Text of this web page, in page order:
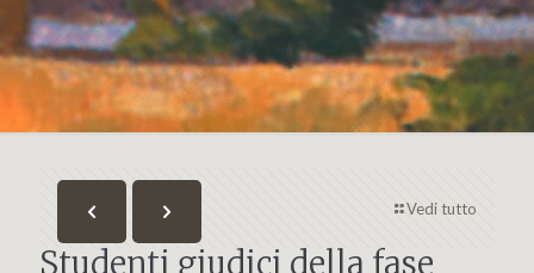
Vedi tutto
Studenti giudici della fase